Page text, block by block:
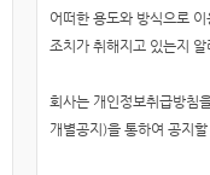
어떠한 용도와 방식으로
조치가 취해지고 있는지 알
회사는 개인정보취급방침
개별공지)을 통하여 공지할